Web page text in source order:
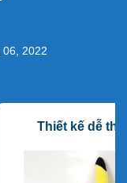
2022
Thiết kế dễ